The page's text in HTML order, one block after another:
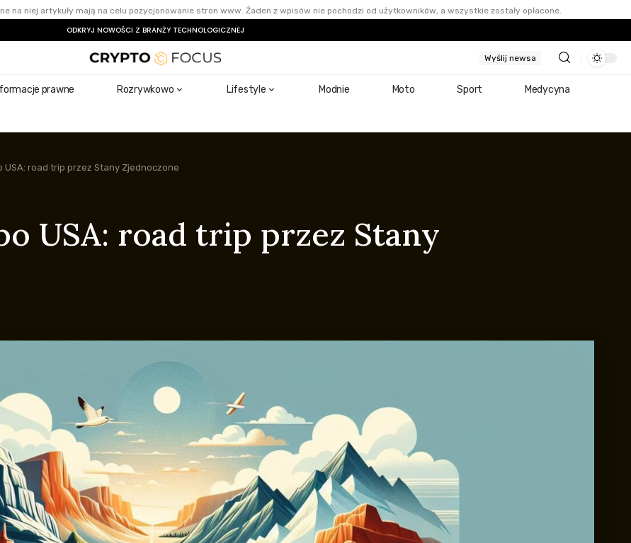
na niej artykuły mają na celu pozycjonowanie stron www. Żaden z wpisów nie pochodzi od użytkowników, a wszystkie zostały opłacone.
ODKRYJ NOWOŚCI Z BRANŻY TECHNOLOGICZNEJ
Wyślij newsa
prawne Rozrywkowo Lifestyle Modnie Moto Sport Medycyna
USA: road trip przez Stany Zjednoczone
USA: road trip przez Stany